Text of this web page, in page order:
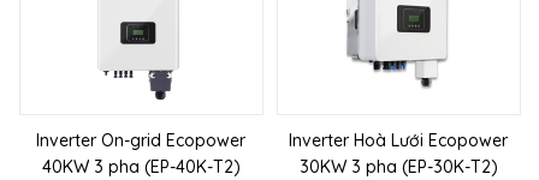
Inverter On-grid Ecopower
40KW 3 pha (EP-40K-T2)
Inverter Hoà Lưới Ecopower
30KW 3 pha (EP-30K-T2)